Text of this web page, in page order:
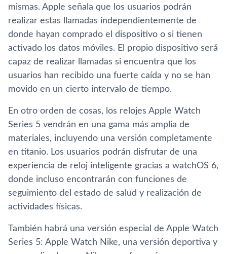
mismas. Apple señala que los usuarios podrán
realizar estas llamadas independientemente de
donde hayan comprado el dispositivo o si tienen
activado los datos móviles. El propio dispositivo será
capaz de realizar llamadas si encuentra que los
usuarios han recibido una fuerte caída y no se han
movido en un cierto intervalo de tiempo.
En otro orden de cosas, los relojes Apple Watch
Series 5 vendrán en una gama más amplia de
materiales, incluyendo una versión completamente
en titanio. Los usuarios podrán disfrutar de una
experiencia de reloj inteligente gracias a watchOS 6,
donde incluso encontrarán con funciones de
seguimiento del estado de salud y realización de
actividades físicas.
También habrá una versión especial de Apple Watch
Series 5: Apple Watch Nike, una versión deportiva y